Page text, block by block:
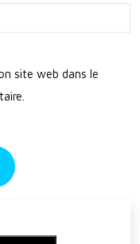
site web dans le